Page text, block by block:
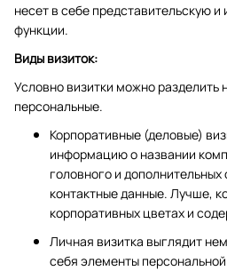
несет в себе представительскую
функции.
Виды визиток:
Условно визитки можно разделить
персональные.
Корпоративные (деловые)
информацию о названии
головного и
контактные данные. Лучше,
корпоративных цветах и
Личная визитка выглядит
себя элементы